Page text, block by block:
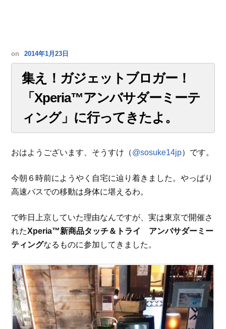
on 2014年1月23日
集え！ガジェットブロガー！
「Xperia™アンバサダーミーテ
ィング」に行ってきたよ。
おはようございます、そうすけ（@sosuke14jp）です。
今朝６時前にようやく自宅に辿り着きました。やっぱり
高速バスでの移動は身体に堪えるわ。
で昨日上京していた理由なんですが、実は東京で開催さ
れたXperia™新商品タッチ＆トライ アンバサダーミー
ティングなるものに参加してきました。